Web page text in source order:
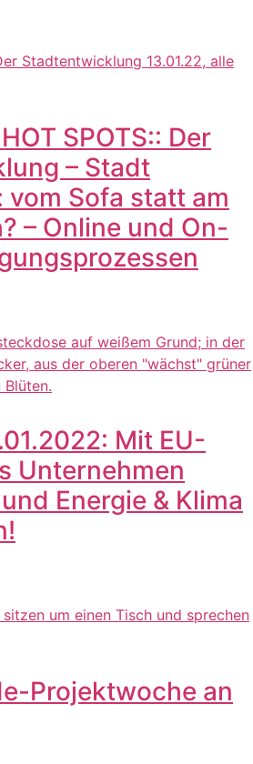
SPOTS:: Der
– Stadt
Sofa statt am
– Online und On-
Mit EU-
Unternehmen
Energie & Klima
Projektwoche an